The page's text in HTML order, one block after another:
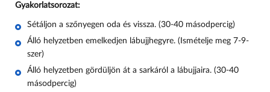
Gyakorlatsorozat:
Sétáljon a szőnyegen oda és vissza. (30-40 másodpercig)
Álló helyzetben emelkedjen lábujjhegyre. (Ismételje meg 7-9-
szer)
Álló helyzetben gördüljön át a sarkáról a lábujjaira. (30-40
másodpercig)